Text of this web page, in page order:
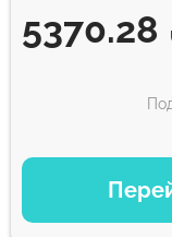
5370.28
ВАРИАНТЫ ОПЛАТЫ
Debit/